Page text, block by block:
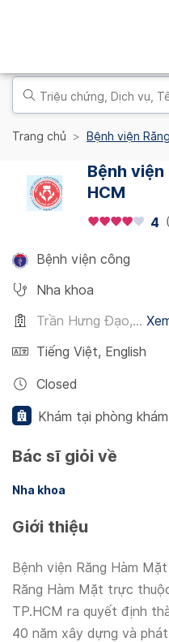
Trang chủ Bệnh viện
Bệnh viện
HCM
4 (
Bệnh viện công
Nha khoa
Trần Hưng Đạo,...
Tiếng Việt, English
Closed
Khám tại phòng khám
Bác sĩ giỏi về
Nha khoa
Giới thiệu
Bệnh viện Răng Hàm
Răng Hàm Mặt trực
TP.HCM ra quyết định
40 năm xây dựng và